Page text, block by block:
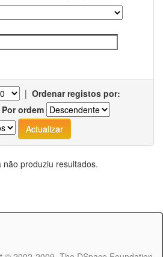
| Ordenar registos por:
Por ordem
não produziu resultados.